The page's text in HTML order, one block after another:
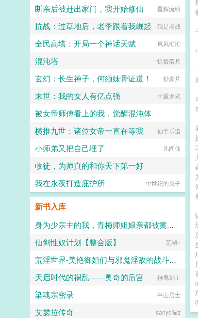
断亲后被赶出家门，我开始修仙 星辉流明
抗战：过草地后，老李跟着我崛起 我是老战
全民高塔：开局一个神话天赋 风风忙忙
混沌塔 惊蛰落月
玄幻：长生神子，何须妹骨证道！ 炒麦片
末世：我的女人有亿点强 十重术式
被女帝师傅看上的我，觉醒混沌体
野山椒炒牛柳
横推九世：诸位女帝一直在等我 仙于乐道
小师弟又把自己埋了 凡间仙
收徒，为师真的和你天下第一好
长涂山的黄金兽
我在永夜打造庇护所 中世纪的兔子
新书入库
身为少宗主的我，青梅师姐娘亲都被黄毛牛走了
江南大刀2012
仙剑性奴计划【整合版】 芜湖~
荒淫世界-美艳御姐们与邪魔淫敌的战斗故事
奶叔
天启时代的祸乱——奥奇的后宫 神鬼剑士
染魂宗密录 中山居士
艾瑟拉传奇 sanye喵z